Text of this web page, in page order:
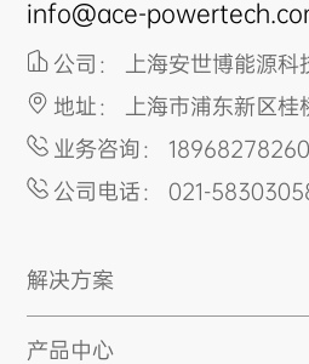
info@ace-
公司： 上海安世博能源科
地址： 上海市浦东新区桂
业务咨询： 18968278260
公司电话： 021-
解决方案
产品中心